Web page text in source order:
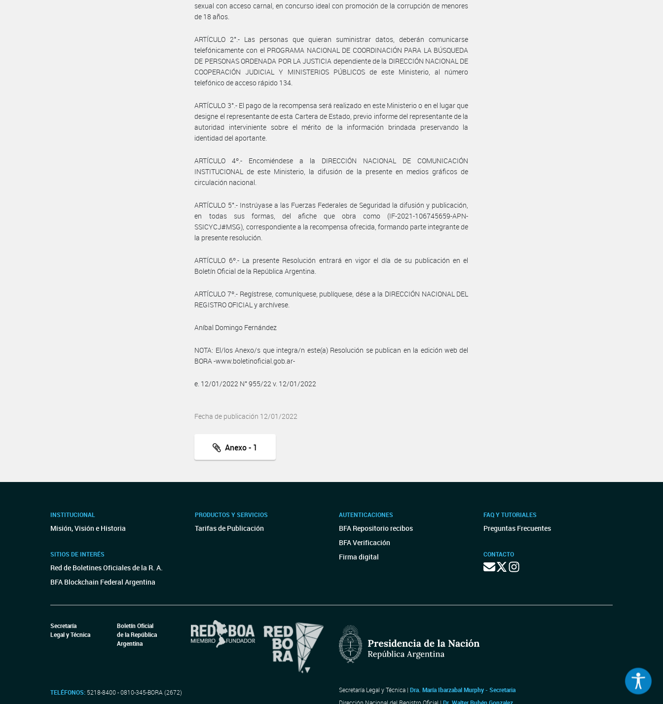
sexual con acceso carnal, en concurso ideal con promoción de la corrupción de menores
de 18 años.
ARTÍCULO 2°.- Las personas que quieran suministrar datos, deberán comunicarse
telefónicamente con el PROGRAMA NACIONAL DE COORDINACIÓN PARA LA BÚSQUEDA
DE PERSONAS ORDENADA POR LA JUSTICIA dependiente de la DIRECCIÓN NACIONAL DE
COOPERACIÓN JUDICIAL Y MINISTERIOS PÚBLICOS de este Ministerio, al número
telefónico de acceso rápido 134.
ARTÍCULO 3°.- El pago de la recompensa será realizado en este Ministerio o en el lugar que
designe el representante de esta Cartera de Estado, previo informe del representante de la
autoridad interviniente sobre el mérito de la información brindada preservando la
identidad del aportante.
ARTÍCULO 4º.- Encomiéndese a la DIRECCIÓN NACIONAL DE COMUNICACIÓN
INSTITUCIONAL de este Ministerio, la difusión de la presente en medios gráficos de
circulación nacional.
ARTÍCULO 5°.- Instrúyase a las Fuerzas Federales de Seguridad la difusión y publicación,
en todas sus formas, del afiche que obra como (IF-2021-106745659-APN-
SSICYCJ#MSG), correspondiente a la recompensa ofrecida, formando parte integrante de
la presente resolución.
ARTÍCULO 6º.- La presente Resolución entrará en vigor el día de su publicación en el
Boletín Oficial de la República Argentina.
ARTÍCULO 7º.- Regístrese, comuníquese, publíquese, dése a la DIRECCIÓN NACIONAL DEL
REGISTRO OFICIAL y archívese.
Aníbal Domingo Fernández
NOTA: El/los Anexo/s que integra/n este(a) Resolución se publican en la edición web del
BORA -www.boletinoficial.gob.ar-
e. 12/01/2022 N° 955/22 v. 12/01/2022
Fecha de publicación 12/01/2022
Anexo - 1
INSTITUCIONAL
Misión, Visión e Historia
SITIOS DE INTERÉS
Red de Boletines Oficiales de la R. A.
BFA Blockchain Federal Argentina
PRODUCTOS Y SERVICIOS
Tarifas de Publicación
AUTENTICACIONES
BFA Repositorio recibos
BFA Verificación
Firma digital
FAQ Y TUTORIALES
Preguntas Frecuentes
CONTACTO
Secretaría
Legal y Técnica
Boletín Oficial
de la República
Argentina
TELÉFONOS: 5218-8400 - 0810-345-BORA (2672)
Secretaría Legal y Técnica | Dra. María Ibarzabal Murphy - Secretaria
Dirección Nacional del Registro Oficial | Dr. Walter Rubén Gonzalez